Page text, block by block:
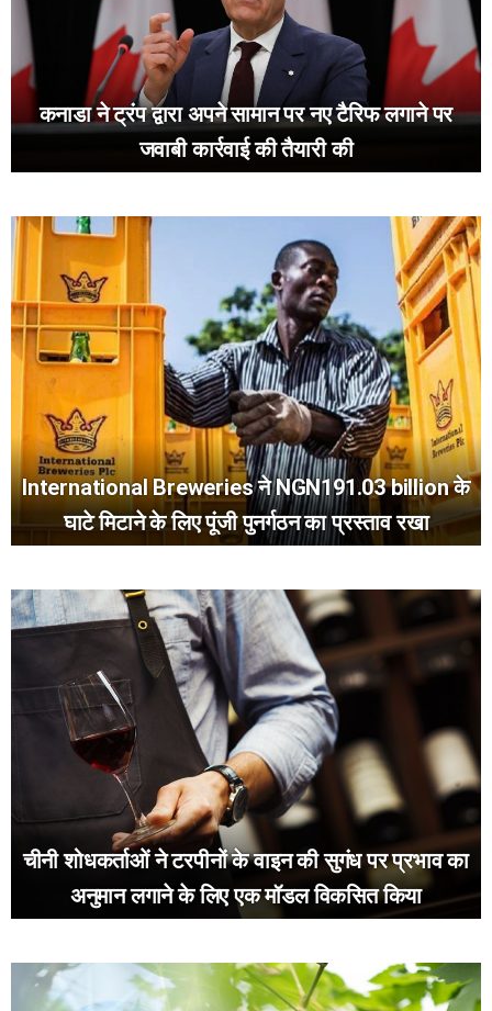
कनाडा ने ट्रंप द्वारा अपने सामान पर नए टैरिफ लगाने पर
जवाबी कार्रवाई की तैयारी की
International Breweries ने NGN191.03 billion के
घाटे मिटाने के लिए पूंजी पुनर्गठन का प्रस्ताव रखा
चीनी शोधकर्ताओं ने टरपीनों के वाइन की सुगंध पर प्रभाव का
अनुमान लगाने के लिए एक मॉडल विकसित किया